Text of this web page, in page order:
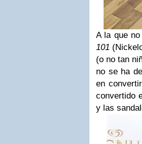
A la que
101
(o no tan
no se ha
en
convertido
y las